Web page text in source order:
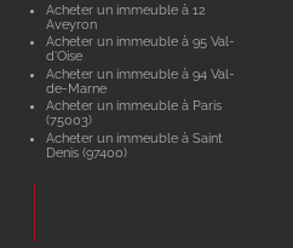
Acheter un immeuble à 12
Aveyron
Acheter un immeuble à 95 Val-
d'Oise
Acheter un immeuble à 94 Val-
de-Marne
Acheter un immeuble à Paris
(75003)
Acheter un immeuble à Saint
Denis (97400)